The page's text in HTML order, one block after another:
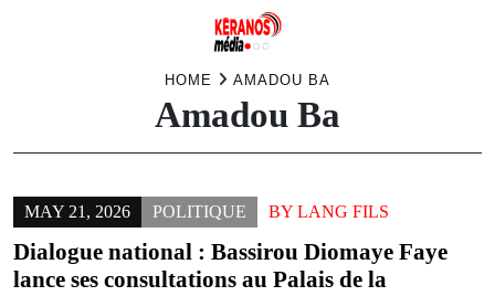
HOME AMADOU BA
Amadou Ba
MAY 21, 2026 POLITIQUE BY LANG FILS
Dialogue national : Bassirou Diomaye Faye
lance ses consultations au Palais de la